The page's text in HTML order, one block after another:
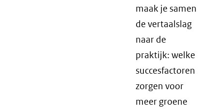
maak je samen
de vertaalslag
naar de
praktijk: welke
succesfactoren
zorgen voor
meer groene